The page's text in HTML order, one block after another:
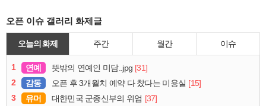
오픈 이슈 갤러리 화제글
오늘의 화제 주간 월간 이슈
1 연예 뜻밖의 연예인 미담..jpg [31]
2
감동 오픈 후 3개월치 예약 다 찼다는 미용실 [15]
3
유머 대한민국 군종신부의 위엄 [37]